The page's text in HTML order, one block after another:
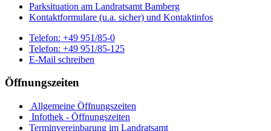
Parksituation am Landratsamt Bamberg
Kontaktformulare (u.a. sicher) und Kontaktinfos
Telefon: +49 951/85-0
Telefon: +49 951/85-125
E-Mail schreiben
Öffnungszeiten
Allgemeine Öffnungszeiten
Infothek - Öffnungszeiten
Terminvereinbarung im Landratsamt